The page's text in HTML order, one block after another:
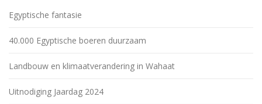
Egyptische fantasie
40.000 Egyptische boeren duurzaam
Landbouw en klimaatverandering in Wahaat
Uitnodiging Jaardag 2024